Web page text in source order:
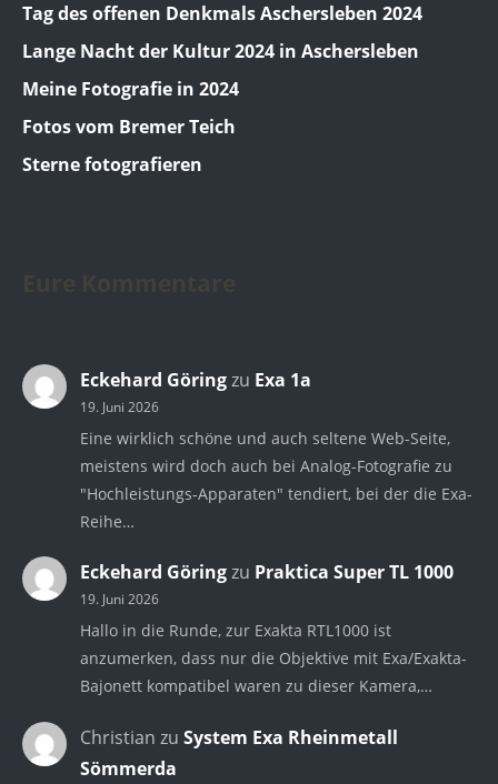
Tag des offenen Denkmals Aschersleben 2024
Lange Nacht der Kultur 2024 in Aschersleben
Meine Fotografie in 2024
Fotos vom Bremer Teich
Sterne fotografieren
Eckehard Göringzu Exa 1a
19. Juni 2026
Eine wirklich schöne und auch seltene Web-Seite,
meistens wird doch auch bei Analog-Fotografie zu
"Hochleistungs-Apparaten" tendiert, bei der die Exa-
Reihe…
Eckehard Göringzu Praktica Super TL 1000
19. Juni 2026
Hallo in die Runde, zur Exakta RTL1000 ist
anzumerken, dass nur die Objektive mit Exa/Exakta-
Bajonett kompatibel waren zu dieser Kamera,…
Christian zu System Exa Rheinmetall
Sömmerda